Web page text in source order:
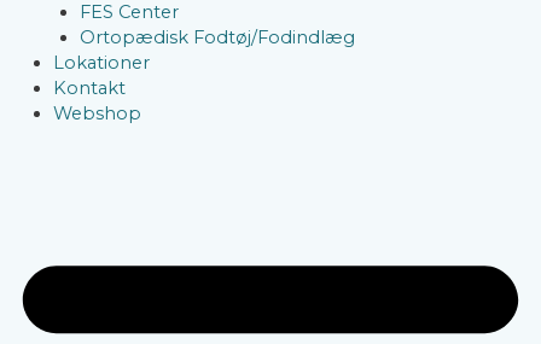
FES Center
Ortopædisk Fodtøj/Fodindlæg
Lokationer
Kontakt
Webshop